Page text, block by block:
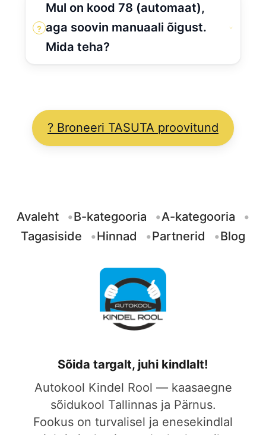
?
Mul on kood 78 (automaat),
aga soovin manuaali õigust.
Mida teha?
? Broneeri TASUTA proovitund
Avaleht B-kategooria
A-kategooria
Tagasiside
Hinnad Partnerid Blog
Sõida targalt, juhi kindlalt!
Autokool Kindel Rool — kaasaegne
sõidukool Tallinnas ja Pärnus.
Fookus on turvalisel ja enesekindlal